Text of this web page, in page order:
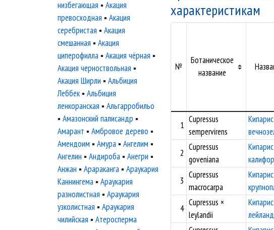
характеристикам
№
Ботаническое
название
1
Cupressus
sempervirens
Кипарис
2
Cupressus
goveniana
Кипарис
3
Cupressus
macrocarpa
Кипарис
4
Cupressus ×
leylandii
Кипарис
низбегающая ▪Акация
превосходная ▪Акация
серебристая ▪Акация
смешанная ▪Акация
циперофилла ▪Акация чёрная ▪
Акация черноствольная ▪
Акация Ширли ▪Альбиция
Леббек ▪Альбиция
ленкоранская ▪Альгарробильо
▪Амазонский палисандр ▪
Амарант ▪Амбровое дерево ▪
Амендоим ▪Амура ▪Ангелим ▪
Ангелин ▪Андироба ▪Анегри ▪
Анжан ▪Арараканга ▪Араукария
Каннингема ▪Араукария
разнолистная ▪Араукария
узколистная ▪Араукария
чилийская ▪Атеросперма